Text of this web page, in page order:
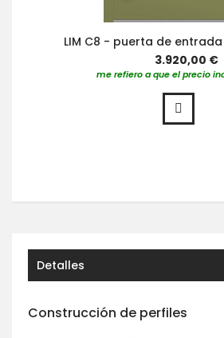
LIM C8 - puerta de
3.920,00 €
me refiero a que el precio
Detalles
Construcción de perfiles